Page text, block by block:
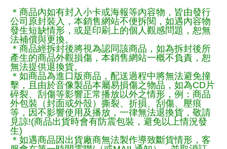
＊商品內如有封入小卡或海報等內容物，皆由發行
公司原封裝入，本銷售網站不便拆閱，如遇內容物
發生短缺情形，或是印刷上的個人觀感問題，恕無
法補償與更換。
＊商品經拆封後將視為認同該商品，如為拆封後所
產生的商品外觀損傷，本銷售網站一概不負責，恕
無法提供退換貨。
＊如商品為進口版商品，配送過程中將無法避免撞
擊，且由於音像製品本屬易損傷之物品，如為CD片
碎裂、刮傷等影響正常播放以外之情形，例：商品
外包裝（封面或外殼）撕裂、折損、刮傷、壓痕
等，因不影響使用及播放，一律無法退換貨，敬請
見諒!(商品出貨時會有防震包裝，避免以上情況發
生)
＊如遇商品因出貨廠商無法製作導致斷貨情形，客